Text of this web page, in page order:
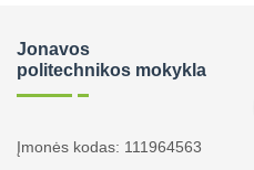
Jonavos
politechnikos mokykla
Įmonės kodas: 111964563